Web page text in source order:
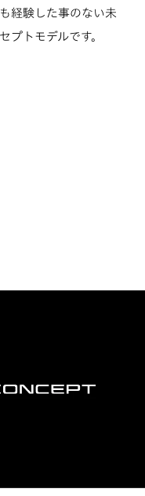
経験した事のない未
プトモデルです。